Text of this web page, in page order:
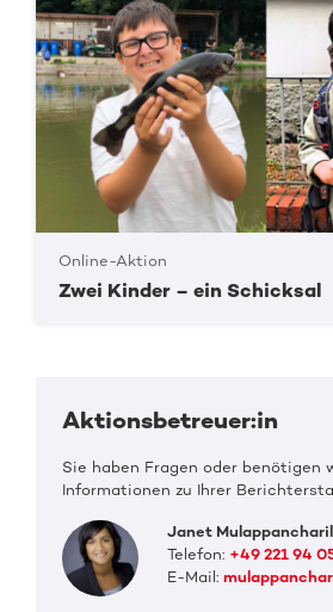
Online-Aktion
Zwei Kinder – ein Schicksal
Aktionsbetreuer:in
Sie haben Fragen oder benötigen
Informationen zu Ihrer
Janet Mulappancharil
Telefon: +49 221 94
E-Mail: